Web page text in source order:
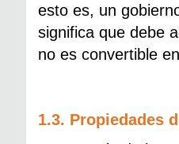
esto es, un
significa que debe
no es convertible
1.3. Propiedades